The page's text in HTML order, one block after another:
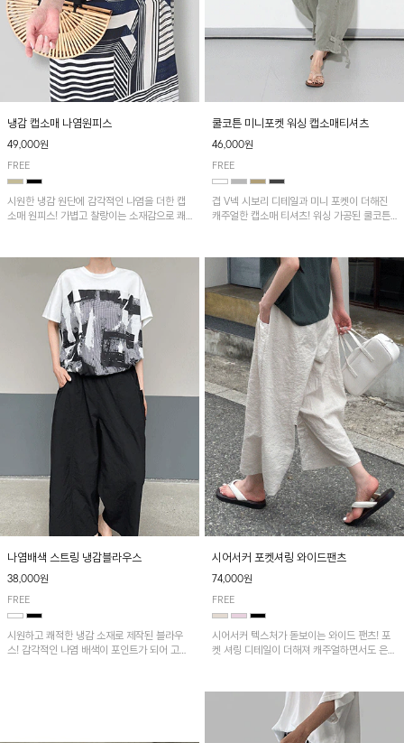
냉감 캡소매 나염원피스
49,000원
FREE
시원한 냉감 원단에 감각적인 나염을 더한 캡
소매 원피스! 가볍고 찰랑이는 소재감으로 쾌
쿨코튼 미니포켓 워싱 캡소매티셔츠
46,000원
FREE
겹 V넥 시보리 디테일과 미니 포켓이 더해진
캐주얼한 캡소매 티셔츠! 워싱 가공된 쿨코튼
나염배색 스트링 냉감블라우스
38,000원
FREE
시원하고 쾌적한 냉감 소재로 제작된 블라우
스! 감각적인 나염 배색이 포인트가 되어 고급
시어서커 포켓셔링 와이드팬츠
74,000원
FREE
시어서커 텍스처가 돋보이는 와이드 팬츠! 포
켓 셔링 디테일이 더해져 캐주얼하면서도 은은
다. 가볍고 쾌적한 착용감으로 여름철 데일리
아이템으로 활용하기 좋아요~